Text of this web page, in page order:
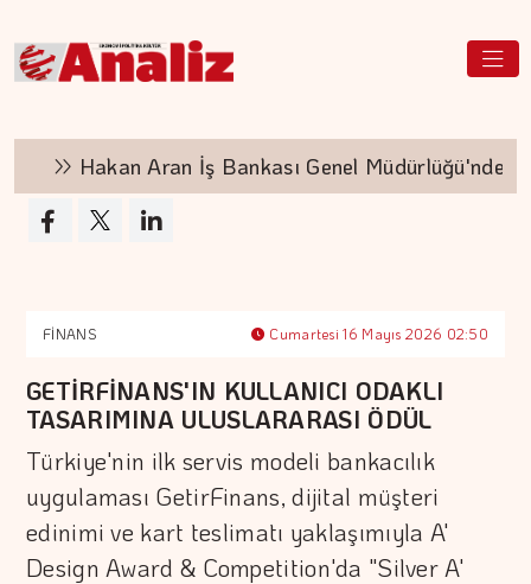
Hakan Aran İş Bankası Genel Müdürlüğü'nden
FİNANS Cumartesi 16 Mayıs 2026 02:50
GETİRFİNANS'IN KULLANICI ODAKLI
TASARIMINA ULUSLARARASI ÖDÜL
Türkiye'nin ilk servis modeli bankacılık
uygulaması GetirFinans, dijital müşteri
edinimi ve kart teslimatı yaklaşımıyla A'
Design Award & Competition'da "Silver A'